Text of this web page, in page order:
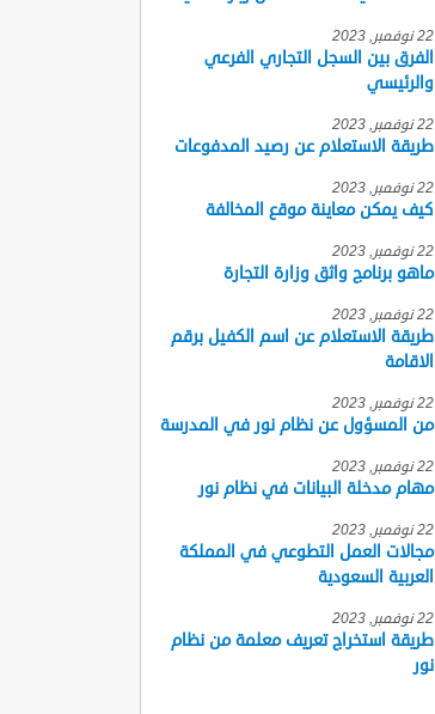
22 نوفمبر, 2023
الفرق بين السجل التجاري الفرعي
والرئيسي
22 نوفمبر, 2023
طريقة الاستعلام عن رصيد المدفوعات
22 نوفمبر, 2023
كيف يمكن معاينة موقع المخالفة
22 نوفمبر, 2023
ماهو برنامج واثق وزارة التجارة
22 نوفمبر, 2023
طريقة الاستعلام عن اسم الكفيل برقم
الاقامة
22 نوفمبر, 2023
من المسؤول عن نظام نور في المدرسة
22 نوفمبر, 2023
مهام مدخلة البيانات في نظام نور
22 نوفمبر, 2023
مجالات العمل التطوعي في المملكة
العربية السعودية
22 نوفمبر, 2023
طريقة استخراج تعريف معلمة من نظام
نور